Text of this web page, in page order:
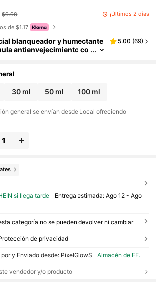
$9.98
¡Últimos 2 días
de $1.17
blanqueador y humectante
antienvejecimiento co
cuidado de la piel
5.00 (69)
30 ml 50 ml 100 ml
general se envían desde Local ofreciendo
si llega tarde Entrega estimada: Ago 12 - Ago
categoría no se pueden devolver ni cambiar
de privacidad
por y Enviado desde: PixelGlowS
Almacén de EE.
vendedor y/o producto